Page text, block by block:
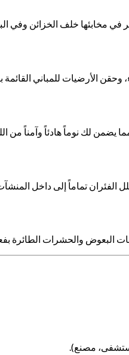
وحقن الأرضيات للمباني القائمة
الفئران تماماً إلى داخل
البعوض والحشرات الطائرة
مستشفى، مصنع).